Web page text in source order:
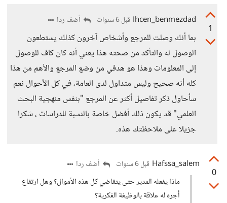
looks around the world.
1
Ihcen_benmezdad قبل 6 سنوات أضف ردا
بما أنك وصلت للمرجع وأشخاص آخرون كذلك يستطعون
الوصول له والتأكد من صحته هذا يعني أنه كان كاف للوصول
إلى المعلومات وهذا هو هدفي من وضع المرجع والأهم من هذا
كله أنه صحيح وليس متداول لدى العامة، في كل الأحوال نعم
سأحاول ذكر تفاصيل أكثر عن المرجع "بنفس منهجية البحث
العلمي" قد يكون ذلك أفضل خاصة بالنسبة للدراسات ، شكرا
جزيلا على ملاحظتك هذه.
0
Hafssa_salem قبل 6 سنوات
أضف ردا
ماذا يفعله المدير حتى يتقاضي كل هذه الأموال؟ وهل ارتفاع
أجره له علاقة بالوظيفة الفكرية؟